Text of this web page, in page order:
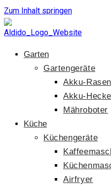
Zum Inhalt springen
Garten
Gartengeräte
Akku-
Akku-
Mähroboter
Küche
Küchengeräte
Airfryer